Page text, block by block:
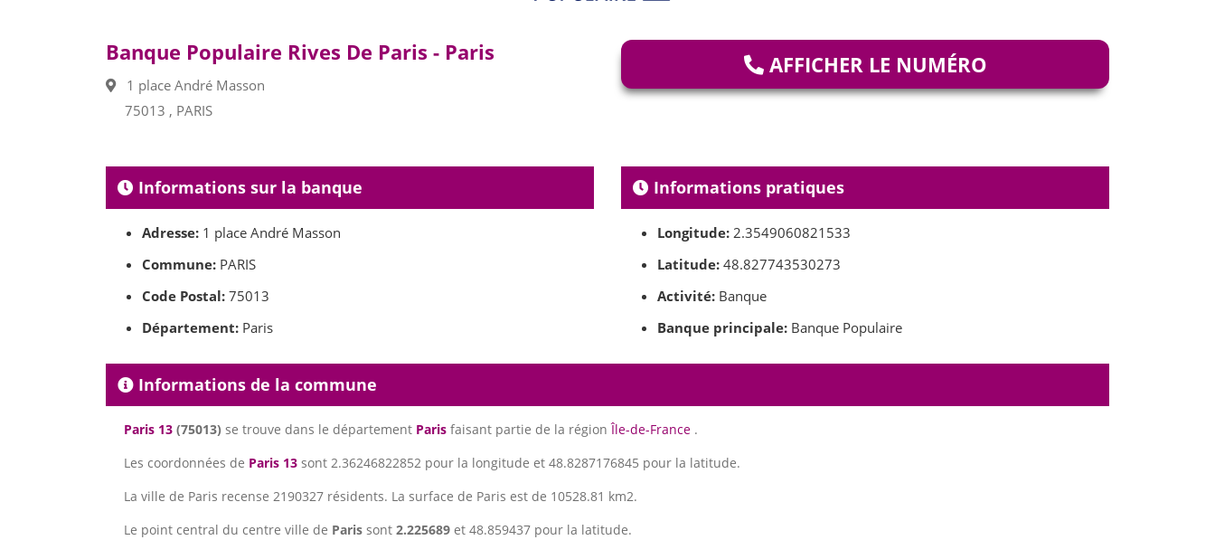
Banque Populaire Rives De Paris - Paris
1 place André Masson
75013 , PARIS
AFFICHER LE NUMÉRO
Informations sur la banque
Adresse: 1 place André Masson
Commune: PARIS
Code Postal: 75013
Département: Paris
Informations pratiques
Longitude: 2.3549060821533
Latitude: 48.827743530273
Activité: Banque
Banque principale: Banque Populaire
Informations de la commune
Paris 13 (75013) se trouve dans le département Paris faisant partie de la régionÎle-de-France .
Les coordonnées de Paris 13 sont 2.36246822852 pour la longitude et 48.8287176845 pour la latitude.
La ville de Paris recense 2190327 résidents. La surface de Paris est de 10528.81 km2.
Le point central du centre ville de Paris sont 2.225689 et 48.859437 pour la latitude.